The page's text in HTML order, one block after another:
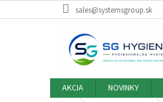
na
sales@systemsgroup.sk
AKCIA NOVINKY